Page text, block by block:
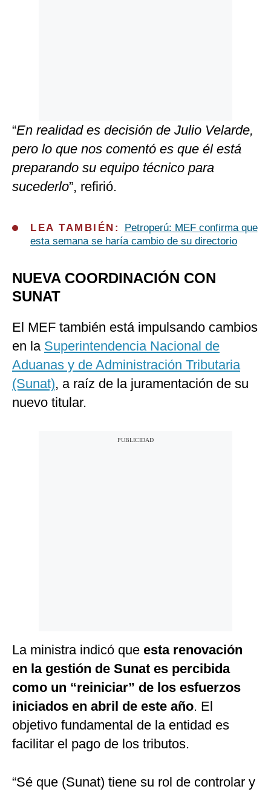
“En realidad es decisión de Julio Velarde,
pero lo que nos comentó es que él está
preparando su equipo técnico para
sucederlo”, refirió.
LEA TAMBIÉN:
Petroperú: MEF confirma que
esta semana se haría cambio de su directorio
NUEVA COORDINACIÓN CON
SUNAT
El MEF también está impulsando cambios
en la Superintendencia Nacional de
Aduanas y de Administración Tributaria
(Sunat), a raíz de la juramentación de su
nuevo titular.
La ministra indicó que esta renovación
en la gestión de Sunat es percibida
como un “reiniciar” de los esfuerzos
iniciados en abril de este año. El
objetivo fundamental de la entidad es
facilitar el pago de los tributos.
“Sé que (Sunat) tiene su rol de controlar y